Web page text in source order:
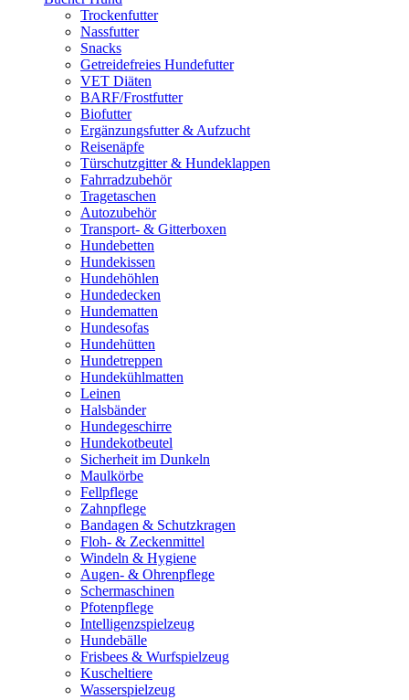
Trockenfutter
Nassfutter
Snacks
Getreidefreies Hundefutter
VET Diäten
BARF/Frostfutter
Biofutter
Ergänzungsfutter & Aufzucht
Reisenäpfe
Türschutzgitter & Hundeklappen
Fahrradzubehör
Tragetaschen
Autozubehör
Transport- & Gitterboxen
Hundebetten
Hundekissen
Hundehöhlen
Hundedecken
Hundematten
Hundesofas
Hundehütten
Hundetreppen
Hundekühlmatten
Leinen
Halsbänder
Hundegeschirre
Hundekotbeutel
Sicherheit im Dunkeln
Maulkörbe
Fellpflege
Zahnpflege
Bandagen & Schutzkragen
Floh- & Zeckenmittel
Windeln & Hygiene
Augen- & Ohrenpflege
Schermaschinen
Pfotenpflege
Intelligenzspielzeug
Hundebälle
Frisbees & Wurfspielzeug
Kuscheltiere
Wasserspielzeug